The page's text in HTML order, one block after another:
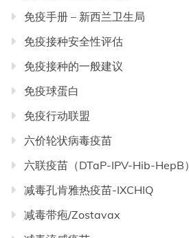
免疫手册 – 新西兰卫生局
免疫接种安全性评估
免疫接种的一般建议
免疫球蛋白
免疫行动联盟
六价轮状病毒疫苗
六联疫苗（DTaP-IPV-Hib-HepB）
减毒孔肯雅热疫苗-IXCHIQ
减毒带疱/Zostavax